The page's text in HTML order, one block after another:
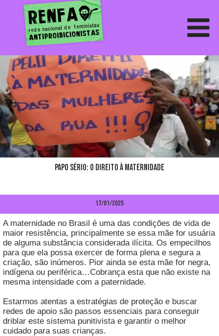
17/01/2025
papo sério: o DIREITO À MATERNIDADE
A maternidade no Brasil é uma das condições de vida de
maior resistência, principalmente se essa mãe for usuária
de alguma substância considerada ilícita. Os empecilhos
para que ela possa exercer de forma plena e segura a
criação, são inúmeros. Pior ainda se esta mãe for negra,
indígena ou periférica…Cobrança esta que não existe na
mesma intensidade com a paternidade.
Estarmos atentas a estratégias de proteção e buscar
redes de apoio são passos essenciais para conseguir
driblar este sistema punitivista e garantir o melhor
cuidado para suas crianças.